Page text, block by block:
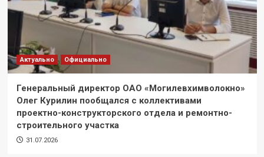
Актуально Официально
Генеральный директор ОАО «Могилевхимволокно»
Олег Курилин пообщался с коллективами
проектно-конструкторского отдела и ремонтно-
строительного участка
31.07.2026